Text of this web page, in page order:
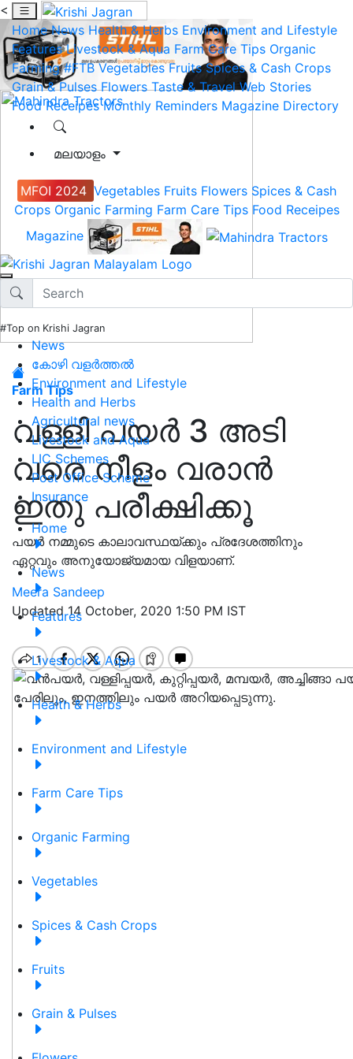
<
Home News Health & Herbs Environment and Lifestyle
Features Livestock & Aqua Farm Care Tips Organic
Farming #FTB Vegetables Fruits Spices & Cash Crops
Grain & Pulses Flowers Taste & Travel Web Stories
Food Receipes Monthly Reminders Magazine Directory
മലയാളം
MFOI 2024 Vegetables Fruits Flowers Spices & Cash
Crops Organic Farming Farm Care Tips Food Receipes
Magazine
#Top on Krishi Jagran
News
കോഴി വളർത്തൽ
Environment and Lifestyle
Health and Herbs
Agricultural news
Livestock and Aqua
LIC Schemes
Post Office Scheme
Insurance
Home
News
Features
Livestock & Aqua
Health & Herbs
Environment and Lifestyle
Farm Care Tips
Organic Farming
Vegetables
Spices & Cash Crops
Fruits
Grain & Pulses
Farm Tips
വള്ളി പയർ 3 അടി
വരെ നീളം വരാൻ
ഇതു പരീക്ഷിക്കൂ
പയർ നമ്മുടെ കാലാവസ്ഥയ്ക്കും പ്രദേശത്തിനും
ഏറ്റവും അനുയോജ്യമായ വിളയാണ്.
Meera Sandeep
Updated 14 October, 2020 1:50 PM IST